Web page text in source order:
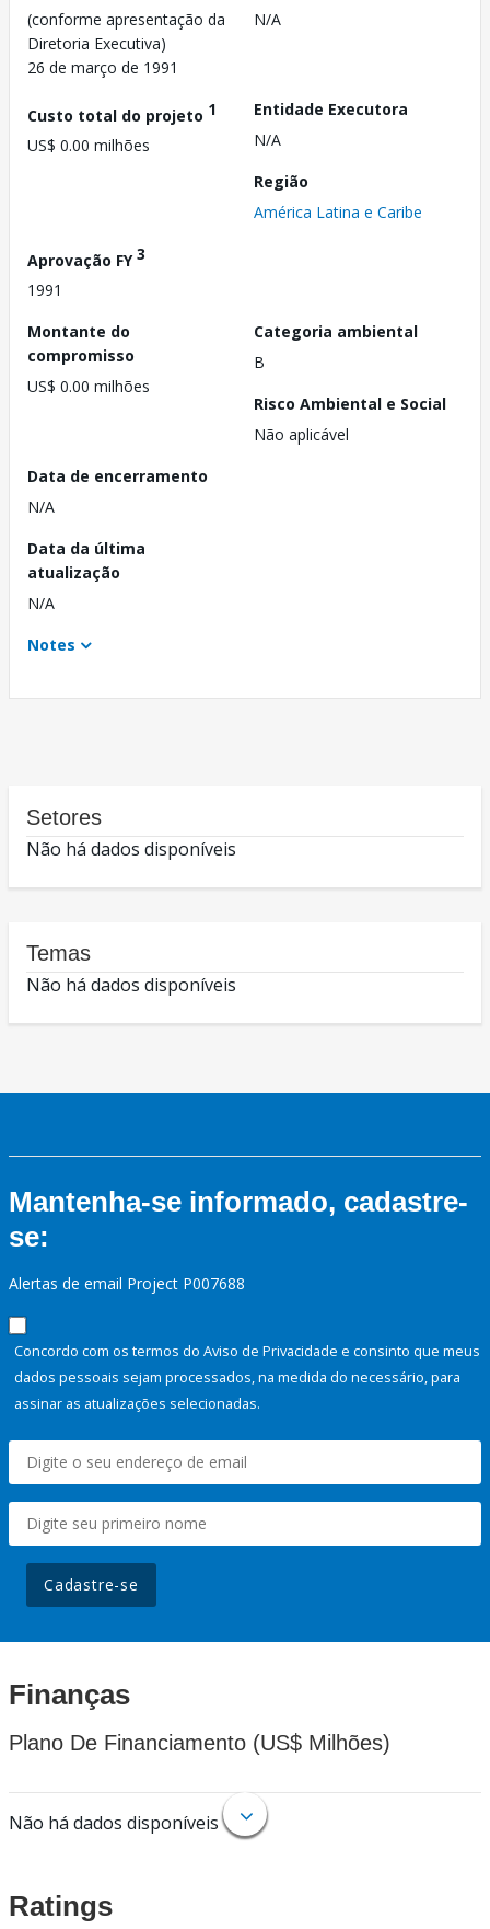
(conforme apresentação da
Diretoria Executiva)
26 de março de 1991
N/A
Custo total do projeto 1
US$ 0.00 milhões
Entidade Executora
N/A
Região
América Latina e Caribe
Aprovação FY3
1991
Montante do
compromisso
US$ 0.00 milhões
Categoria ambiental
B
Risco Ambiental e Social
Não aplicável
Data de encerramento
N/A
Data da última
atualização
N/A
Notes
Setores
Não há dados disponíveis
Temas
Não há dados disponíveis
Mantenha-se informado, cadastre-
se:
Alertas de email Project P007688
Concordo com os termos do Aviso de Privacidade e consinto que meus
dados pessoais sejam processados, na medida do necessário, para
assinar as atualizações selecionadas.
Cadastre-se
Finanças
Plano De Financiamento (US$ Milhões)
Não há dados disponíveis
Ratings